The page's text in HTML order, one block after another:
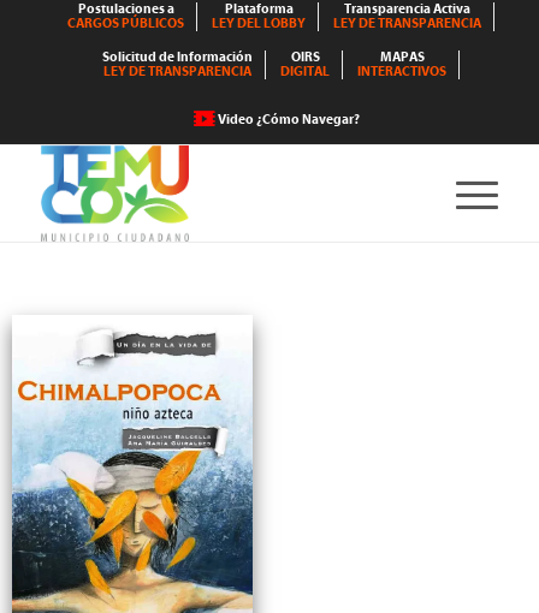
Postulaciones a
CARGOS PÚBLICOS
Plataforma
LEY DEL LOBBY
Transparencia Activa
LEY DE TRANSPARENCIA
Solicitud de Información
LEY DE TRANSPARENCIA
OIRS
DIGITAL
MAPAS
INTERACTIVOS
Video ¿Cómo Navegar?